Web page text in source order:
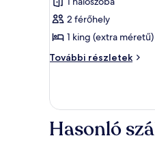
képének
megtekintése:
Wow
2 férőhely
1 king (extra
További részletek
Wow
Hasonló